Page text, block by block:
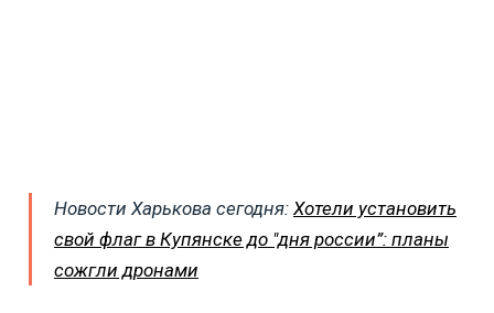
Новости Харькова сегодня: Хотели установить
свой флаг в Купянске до "дня россии”: планы
сожгли дронами